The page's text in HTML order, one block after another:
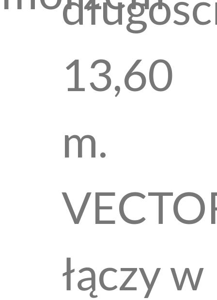
13,60
m.
łączy w